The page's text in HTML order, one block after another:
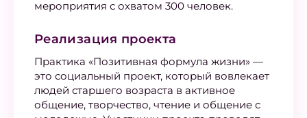
мероприятия с охватом 300 человек.
Реализация проекта
Практика «Позитивная формула жизни» —
это социальный проект, который вовлекает
людей старшего возраста в активное
общение, творчество, чтение и общение с